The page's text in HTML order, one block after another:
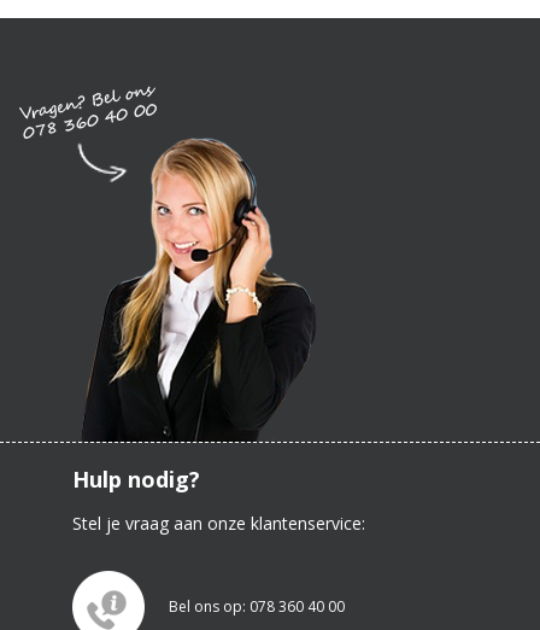
Hulp nodig?
Stel je vraag aan onze klantenservice:
Bel ons op: 078 360 40 00